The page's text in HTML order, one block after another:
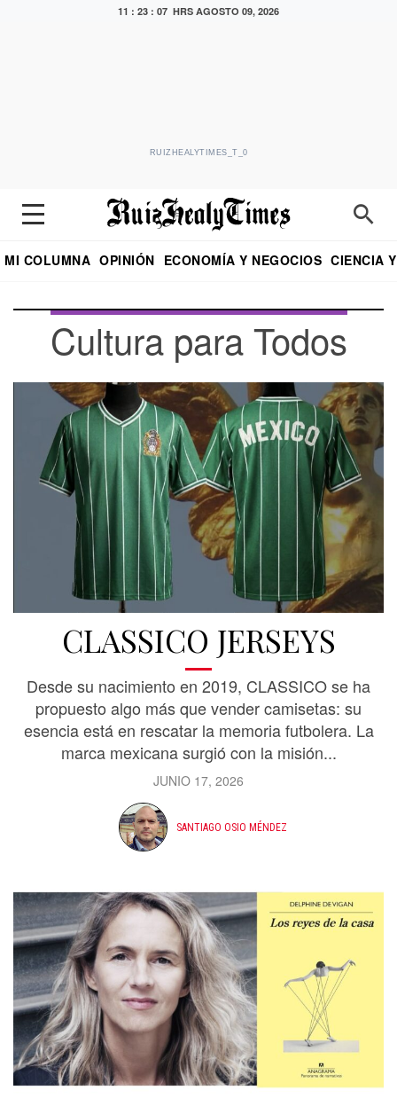
11 : 23 : 08 HRS AGOSTO 09, 2026
RUIZHEALYTIMES_T_0
MI COLUMNA OPINIÓN ECONOMÍA Y NEGOCIOS CIENCIA
Cultura para Todos
CLASSICO JERSEYS
Desde su nacimiento en 2019, CLASSICO se ha
propuesto algo más que vender camisetas: su
esencia está en rescatar la memoria futbolera. La
marca mexicana surgió con la misión...
JUNIO 17, 2026
SANTIAGO OSIO MÉNDEZ